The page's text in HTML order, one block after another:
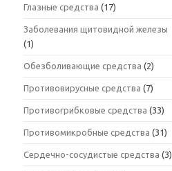
Глазные средства (17)
Заболевания щитовидной железы
(1)
Обезболивающие средства (2)
Противовирусные средства (7)
Противогрибковые средства (33)
Противомикробные средства (31)
Сердечно-сосудистые средства (3)